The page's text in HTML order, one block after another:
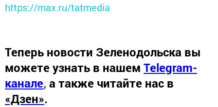
https://max.ru/tatmedia
Теперь новости Зеленодольска вы
можете узнать в нашем Telegram-
канале, а также читайте нас в
«Дзен».